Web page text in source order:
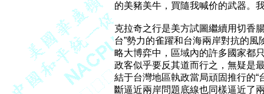
的美豬美牛，買隨我喊价的武器。
克拉奇之行是美方試圖繼續用切香
台”勢力的雀躍和台海兩岸對抗的
略大博弈中，區域內的許多國家都
政客似乎要反其道而行之，無疑是
結于台灣地區執政當局頑固推行的“
斷逼近兩岸問題底線也同樣逼近了